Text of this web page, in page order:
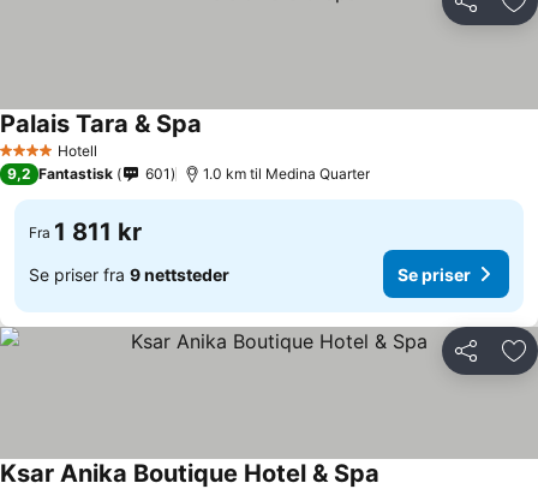
Del
4 StjernerHotell
Palais Tara & Spa
9,2 Fantastisk 601 1.0 km til Medina Quarter
Fra 1 811 kr
Se priser fra 9 nettsteder Se priser
Del
Ksar Anika Boutique Hotel & Spa